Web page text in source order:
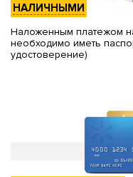
НАЛИЧНЫМИ
Наложенным платежом
необходимо иметь
удостоверение)